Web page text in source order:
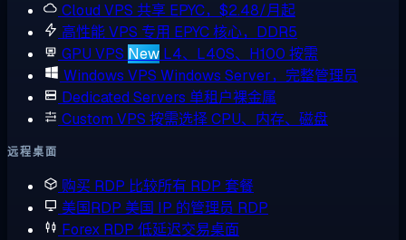
Cloud VPS 共享 EPYC，$2.48/月起
高性能 VPS 专用 EPYC 核心，DDR5
GPU VPS New L4、L40S、H100 按需
Windows VPS Windows Server，完整管理员
Dedicated Servers 单租户裸金属
Custom VPS 按需选择 CPU、内存、磁盘
远程桌面
购买 RDP 比较所有 RDP 套餐
美国RDP 美国 IP 的管理员 RDP
Forex RDP 低延迟交易桌面